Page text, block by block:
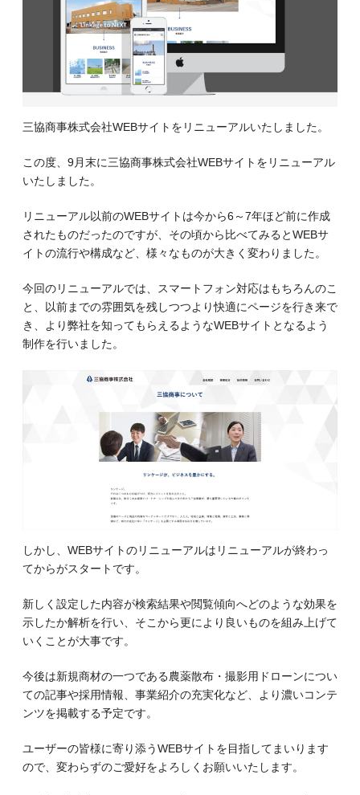
三協商事株式会社WEBサイトをリニューアルいたしました。
この度、9月末に三協商事株式会社WEBサイトをリニューアル
いたしました。
リニューアル以前のWEBサイトは今から6～7年ほど前に作成
されたものだったのですが、その頃から比べてみるとWEBサ
イトの流行や構成など、様々なものが大きく変わりました。
今回のリニューアルでは、スマートフォン対応はもちろんのこ
と、以前までの雰囲気を残しつつより快適にページを行き来で
き、より弊社を知ってもらえるようなWEBサイトとなるよう
制作を行いました。
しかし、WEBサイトのリニューアルはリニューアルが終わっ
てからがスタートです。
新しく設定した内容が検索結果や閲覧傾向へどのような効果を
示したか解析を行い、そこから更により良いものを組み上げて
いくことが大事です。
今後は新規商材の一つである農薬散布・撮影用ドローンについ
ての記事や採用情報、事業紹介の充実化など、より濃いコンテ
ンツを掲載する予定です。
ユーザーの皆様に寄り添うWEBサイトを目指してまいります
ので、変わらずのご愛好をよろしくお願いいたします。